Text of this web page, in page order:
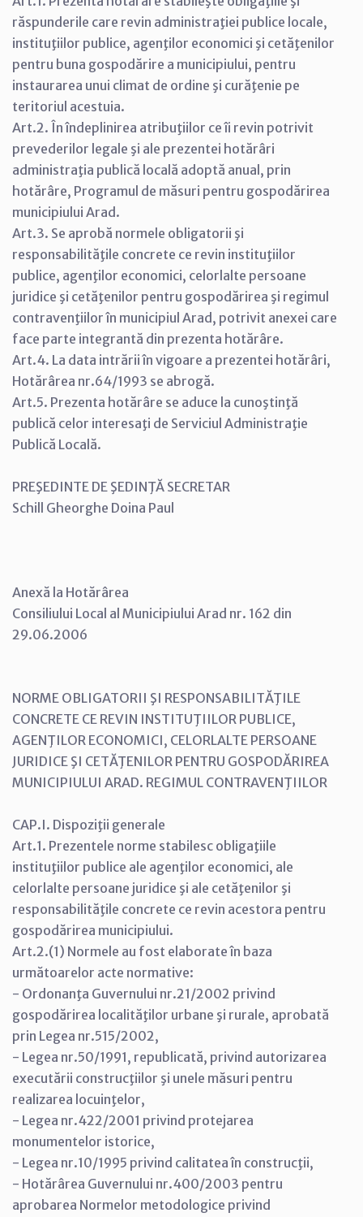
răspunderile care revin administraţiei publice locale,
instituţiilor publice, agenţilor economici şi cetăţenilor
pentru buna gospodărire a municipiului, pentru
instaurarea unui climat de ordine şi curăţenie pe
teritoriul acestuia.
Art.2. În îndeplinirea atribuţiilor ce îi revin potrivit
prevederilor legale şi ale prezentei hotărâri
administraţia publică locală adoptă anual, prin
hotărâre, Programul de măsuri pentru gospodărirea
municipiului Arad.
Art.3. Se aprobă normele obligatorii şi
responsabilităţile concrete ce revin instituţiilor
publice, agenţilor economici, celorlalte persoane
juridice şi cetăţenilor pentru gospodărirea şi regimul
contravenţiilor în municipiul Arad, potrivit anexei care
face parte integrantă din prezenta hotărâre.
Art.4. La data intrării în vigoare a prezentei hotărâri,
Hotărârea nr.64/1993 se abrogă.
Art.5. Prezenta hotărâre se aduce la cunoştinţă
publică celor interesaţi de Serviciul Administraţie
Publică Locală.
PREŞEDINTE DE ŞEDINŢĂ SECRETAR
Schill Gheorghe Doina Paul
Anexă la Hotărârea
Consiliului Local al Municipiului Arad nr. 162 din
29.06.2006
NORME OBLIGATORII ŞI RESPONSABILITĂŢILE
CONCRETE CE REVIN INSTITUŢIILOR PUBLICE,
AGENŢILOR ECONOMICI, CELORLALTE PERSOANE
JURIDICE ŞI CETĂŢENILOR PENTRU GOSPODĂRIREA
MUNICIPIULUI ARAD. REGIMUL CONTRAVENŢIILOR
CAP.I. Dispoziţii generale
Art.1. Prezentele norme stabilesc obligaţiile
instituţiilor publice ale agenţilor economici, ale
celorlalte persoane juridice şi ale cetăţenilor şi
responsabilităţile concrete ce revin acestora pentru
gospodărirea municipiului.
Art.2.(1) Normele au fost elaborate în baza
următoarelor acte normative:
- Ordonanţa Guvernului nr.21/2002 privind
gospodărirea localităţilor urbane şi rurale, aprobată
prin Legea nr.515/2002,
- Legea nr.50/1991, republicată, privind autorizarea
executării construcţiilor şi unele măsuri pentru
realizarea locuinţelor,
- Legea nr.422/2001 privind protejarea
monumentelor istorice,
- Legea nr.10/1995 privind calitatea în construcţii,
- Hotărârea Guvernului nr.400/2003 pentru
aprobarea Normelor metodologice privind